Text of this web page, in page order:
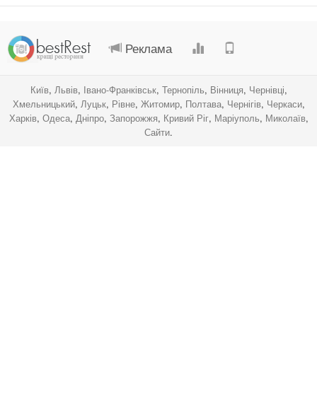
Реклама
Київ, Львів, Івано-Франківськ, Тернопіль, Вінниця, Чернівці,
Хмельницький, Луцьк, Рівне, Житомир, Полтава, Чернігів, Черкаси,
Харків, Одеса, Дніпро, Запорожжя, Кривий Ріг, Маріуполь, Миколаїв,
Сайти.